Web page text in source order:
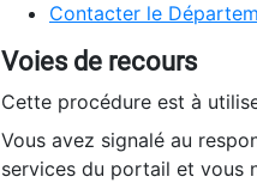
Contacter le
Voies de recours
Cette procédure est à
Vous avez signalé au
services du portail et vous